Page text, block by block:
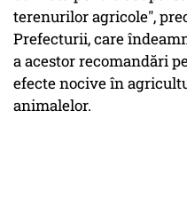
terenurilor agricole",
Prefecturii, care
a acestor recomandări
efecte nocive în
animalelor.